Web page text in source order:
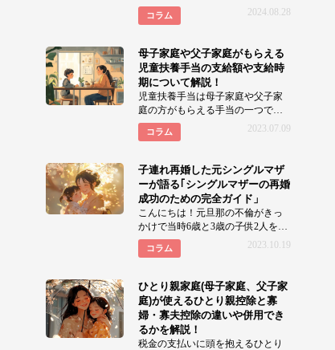
要なの？適正額はどう決める？ 本
記事では、202
コラム 2024.08.28
母子家庭や父子家庭がもらえる
児童扶養手当の支給額や支給時
期について解説！
児童扶養手当は母子家庭や父子家
庭の方がもらえる手当の一つで
す。 よく｢父子家庭は児童扶養手当
はもらえ
コラム 2023.07.09
子連れ再婚した元シングルマザ
ーが語る｢シングルマザーの再婚
成功のための完全ガイド」
こんにちは！元旦那の不倫がきっ
かけで当時6歳と3歳の子供2人を連
れて離婚しました元サレ妻華子で
す。 私自身、元旦
コラム 2023.10.19
ひとり親家庭(母子家庭、父子家
庭)が使えるひとり親控除と寡
婦・寡夫控除の違いや併用でき
るかを解説！
税金の支払いに頭を抱えるひとり